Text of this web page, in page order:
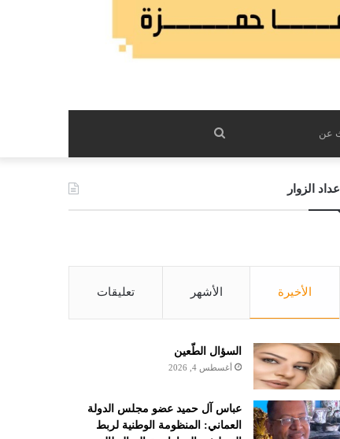
بحث
عداد الزوار
الأخيرة الأشهر تعليقات
السؤال الطّعين
أغسطس 4, 2026
عباس آل حميد عضو مجلس الدولة
العماني: المنظومة الوطنية لربط